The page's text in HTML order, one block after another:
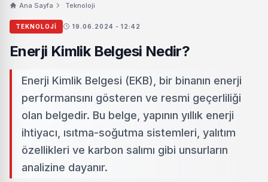
Ana Sayfa Teknoloji
TEKNOLOJI 19.06.2024 - 12:42
Enerji Kimlik Belgesi Nedir?
Enerji Kimlik Belgesi (EKB), bir binanın enerji
performansını gösteren ve resmi geçerliliği
olan belgedir. Bu belge, yapının yıllık enerji
ihtiyacı, ısıtma-soğutma sistemleri, yalıtım
özellikleri ve karbon salımı gibi unsurların
analizine dayanır.